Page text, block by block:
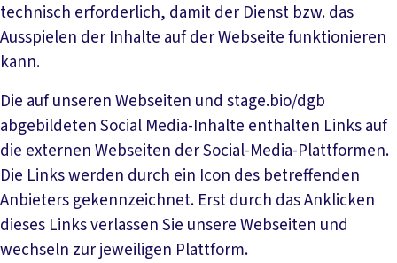
technisch erforderlich, damit der Dienst bzw. das
Ausspielen der Inhalte auf der Webseite funktionieren
kann.
Die auf unseren Webseiten und stage.bio/dgb
abgebildeten Social Media-Inhalte enthalten Links auf
die externen Webseiten der Social-Media-Plattformen.
Die Links werden durch ein Icon des betreffenden
Anbieters gekennzeichnet. Erst durch das Anklicken
dieses Links verlassen Sie unsere Webseiten und
wechseln zur jeweiligen Plattform.